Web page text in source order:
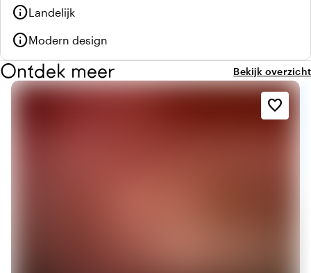
infoLandelijk
infoModern design
Ontdek meer Bekijk overzicht
favorite_border